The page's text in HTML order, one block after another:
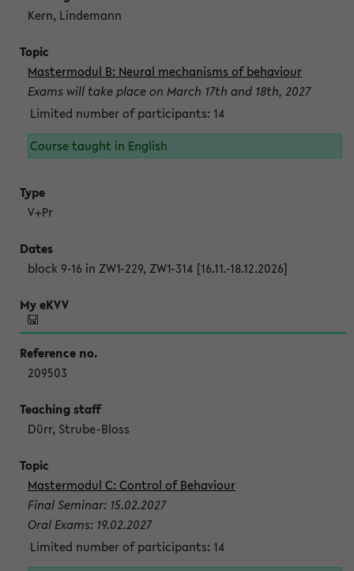
Kern, Lindemann
Mastermodul B: Neural mechanisms of behaviour
Exams will take place on March 17th and 18th, 2027
Limited number of participants: 14
Course taught in English
V+Pr
block 9-16 in ZW1-229, ZW1-314 [16.11.-18.12.2026]
209503
Dürr, Strube-Bloss
Mastermodul C: Control of Behaviour
Final Seminar: 15.02.2027
Oral Exams: 19.02.2027
Limited number of participants: 14